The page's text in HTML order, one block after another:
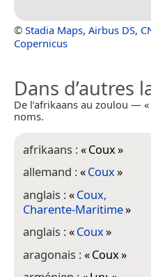
© Stadia Maps, Airbus DS,
Copernicus
Dans d’autres
De l’afrikaans au zoulou —
noms.
afrikaans :«Coux»
allemand :«Coux»
anglais :«Coux,
Charente-Maritime»
anglais :«Coux»
aragonais :«Coux»